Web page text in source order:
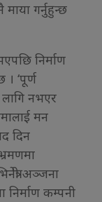
गर्नुहुन्छ
निर्माण
‘पूर्ण
लागि नभएर
मन
दिन
अञ्जना
कम्पनी